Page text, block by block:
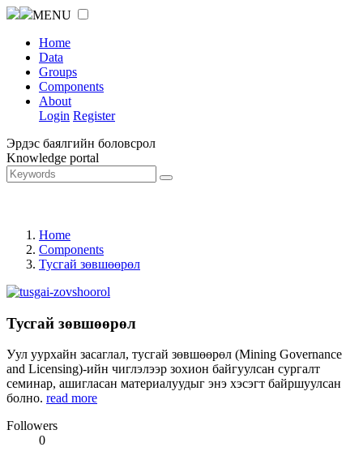
MENU
Home
Data
Groups
Components
About
Login Register
Эрдэс баялгийн боловсрол
Knowledge portal
Home
Components
Тусгай зөвшөөрөл
Тусгай зөвшөөрөл
Уул уурхайн засаглал, тусгай зөвшөөрөл (Mining Governance
and Licensing)-ийн чиглэлээр зохион байгуулсан сургалт
семинар, ашигласан материалуудыг энэ хэсэгт байршуулсан
болно. read more
Followers
0